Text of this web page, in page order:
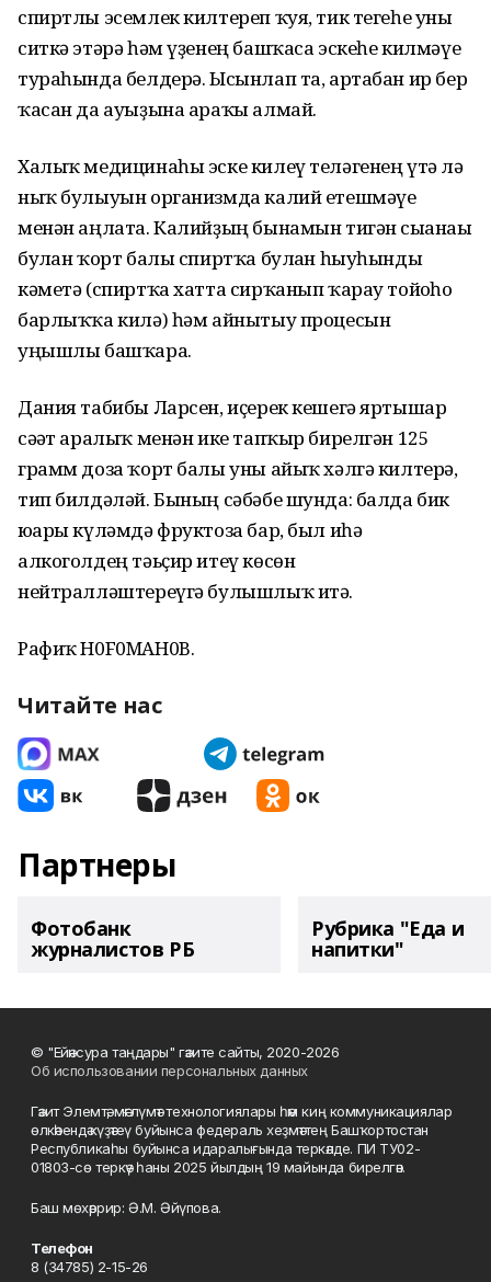
спиртлы эсемлек килтереп ҡуя, тик тегеһе уны
ситкә этәрә һәм үҙенең башҡаса эскеһе килмәүе
тураһында белдерә. Ысынлап та, артабан ир бер
ҡасан да ауыҙына араҡы алмай.
Халыҡ медицинаһы эске килеү теләгенең үтә лә
ныҡ булыуын организмда калий етешмәүе
менән аңлата. Калийҙың бынамын тигән сығанағы
булған ҡорт балы спиртҡа булған һыуһынды
кәметә (спиртҡа хатта сирҡанып ҡарау тойғоһо
барлыҡҡа килә) һәм айнытыу процесын
уңышлы башҡара.
Дания табибы Ларсен, иҫерек кешегә яртышар
сәғәт аралыҡ менән ике тапҡыр бирелгән 125
грамм доза ҡорт балы уны айыҡ хәлгә килтерә,
тип билдәләй. Бының сәбәбе шунда: балда бик
юғары күләмдә фруктоза бар, был иһә
алкоголдең тәьҫир итеү көсөн
нейтралләштереүгә булышлыҡ итә.
Рафиҡ H0F0MAH0B.
Читайте нас
Партнеры
Фотобанк
журналистов РБ
Рубрика "Еда и
напитки"
© "Ейәнсура таңдары" гәзите сайты, 2020-2026
Об использовании персональных данных
Гәзит Элемтә, мәғлүмәт технологиялары һәм киң коммуникациялар
өлкәһендә күҙәтеү буйынса федераль хеҙмәттең Башҡортостан
Республикаһы буйынса идаралығында теркәлде. ПИ ТУ02-
01803-сө теркәү һаны 2025 йылдың 19 майында бирелгән.
Баш мөхәррир: Ә.М. Әйүпова.
Телефон
8 (34785) 2-15-26